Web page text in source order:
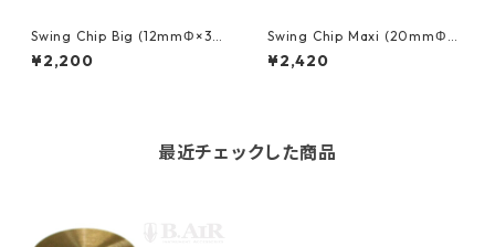
Swing Chip Big (12mmΦ×3m
m) スイングチップ
¥2,200
Swing Chip Maxi (20mmΦ×
3.5mm) スイングチップ
¥2,420
最近チェックした商品